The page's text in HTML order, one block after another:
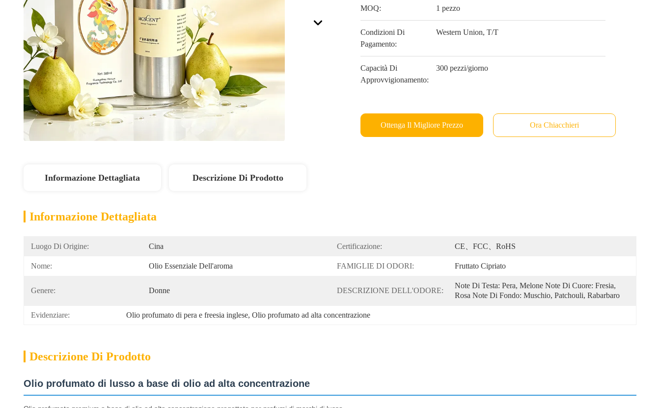
MOQ: 1 pezzo
Condizioni Di
Pagamento:
Western Union, T/T
Capacità Di
Approvvigionamento:
300 pezzi/giorno
Ottenga Il Migliore Prezzo Ora Chiacchieri
Informazione Dettagliata Descrizione Di Prodotto
Informazione Dettagliata
Luogo Di Origine: Cina Certificazione: CE、FCC、RoHS
Nome: Olio Essenziale Dell'aroma FAMIGLIE DI ODORI: Fruttato Cipriato
Genere: Donne DESCRIZIONE DELL'ODORE:
Note Di Testa: Pera, Melone Note Di Cuore: Fresia,
Rosa Note Di Fondo: Muschio, Patchouli, Rabarbaro
Evidenziare: Olio profumato di pera e freesia inglese, Olio profumato ad alta concentrazione
Descrizione Di Prodotto
Olio profumato di lusso a base di olio ad alta concentrazione